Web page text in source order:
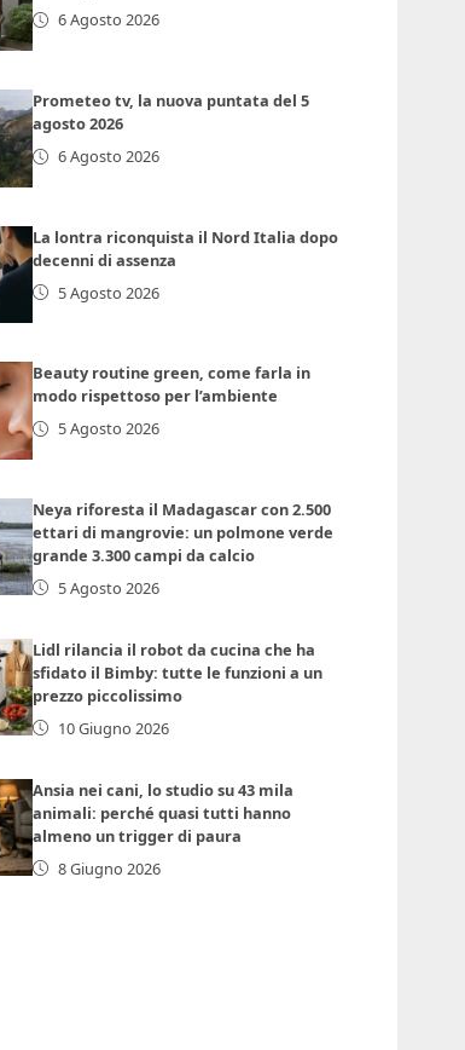
6 Agosto 2026
Prometeo tv, la nuova puntata del 5
agosto 2026
6 Agosto 2026
La lontra riconquista il Nord Italia dopo
decenni di assenza
5 Agosto 2026
Beauty routine green, come farla in
modo rispettoso per l’ambiente
5 Agosto 2026
Neya riforesta il Madagascar con 2.500
ettari di mangrovie: un polmone verde
grande 3.300 campi da calcio
5 Agosto 2026
Lidl rilancia il robot da cucina che ha
sfidato il Bimby: tutte le funzioni a un
prezzo piccolissimo
10 Giugno 2026
Ansia nei cani, lo studio su 43 mila
animali: perché quasi tutti hanno
almeno un trigger di paura
8 Giugno 2026